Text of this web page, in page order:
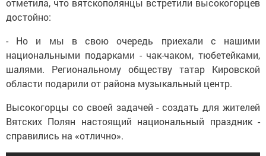
отметила, что вятскополянцы встретили высокогорцев
достойно:
- Но и мы в свою очередь приехали с нашими
национальными подарками - чак-чаком, тюбетейками,
шалями. Региональному обществу татар Кировской
области подарили от района музыкальный центр.
Высокогорцы со своей задачей - создать для жителей
Вятских Полян настоящий национальный праздник -
справились на «отлично».